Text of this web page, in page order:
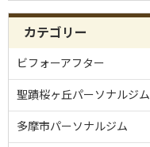
カテゴリー
ビフォーアフター
聖蹟桜ヶ丘パーソナルジム
多摩市パーソナルジム